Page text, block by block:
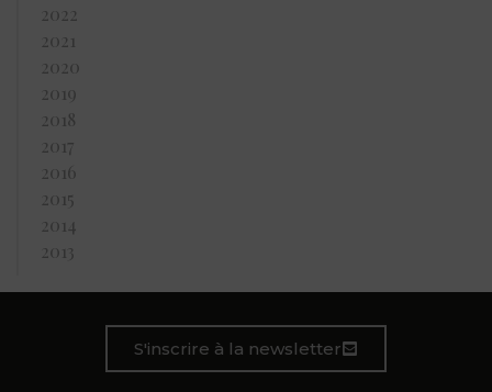
2022
2021
2020
2019
2018
2017
2016
2015
2014
2013
S'inscrire à la newsletter